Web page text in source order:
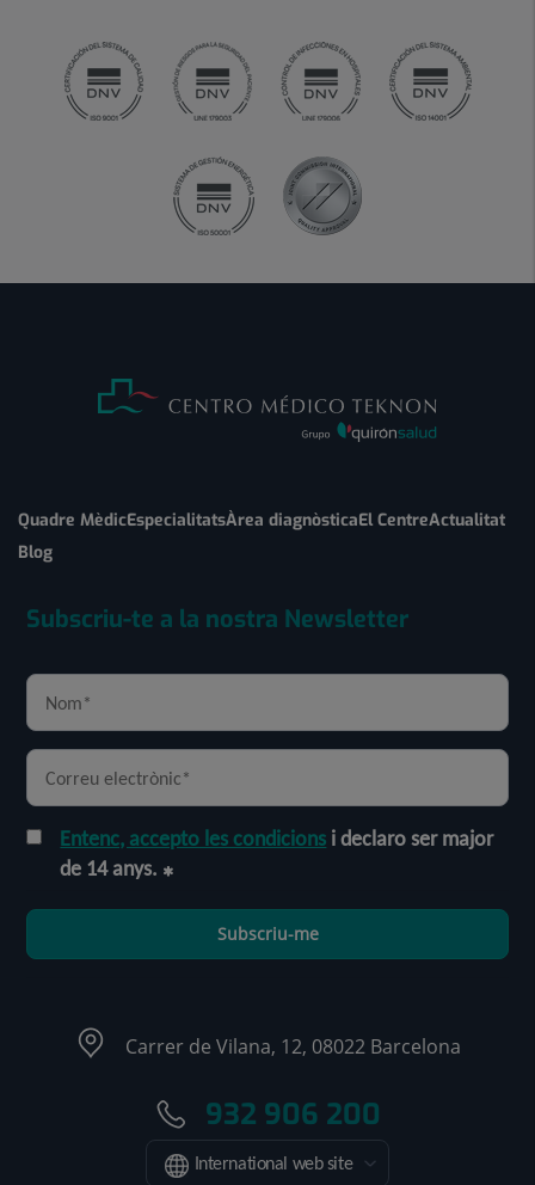
Quadre MèdicEspecialitatsÀrea diagnòsticaEl CentreActualitat
Blog
Subscriu-te a la nostra Newsletter
Entenc, accepto les condicions i declaro ser major
de 14 anys.
Subscriu-me
Carrer de Vilana, 12, 08022 Barcelona
932 906 200
International web site